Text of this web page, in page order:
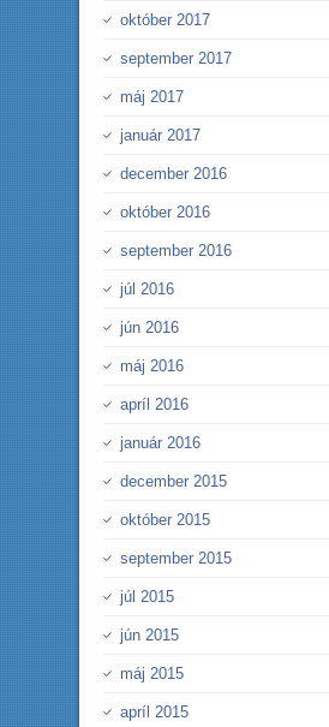
október 2017
september 2017
máj 2017
január 2017
december 2016
október 2016
september 2016
júl 2016
jún 2016
máj 2016
apríl 2016
január 2016
december 2015
október 2015
september 2015
júl 2015
jún 2015
máj 2015
apríl 2015